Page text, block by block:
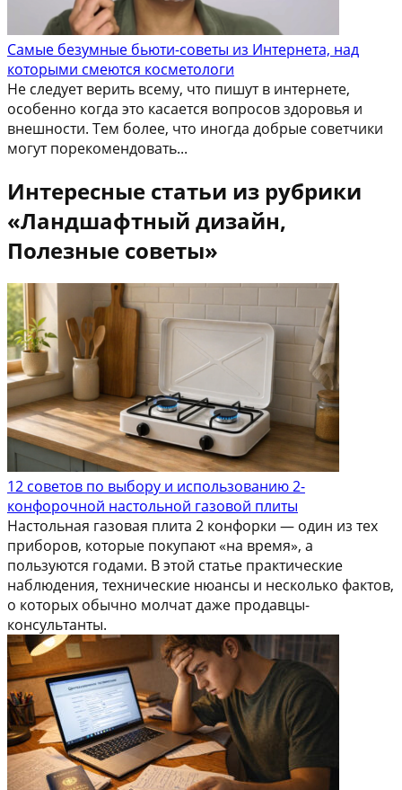
Самые безумные бьюти-советы из Интернета, над
которыми смеются косметологи
Не следует верить всему, что пишут в интернете,
особенно когда это касается вопросов здоровья и
внешности. Тем более, что иногда добрые советчики
могут порекомендовать...
Интересные статьи из рубрики
«Ландшафтный дизайн,
Полезные советы»
12 советов по выбору и использованию 2-
конфорочной настольной газовой плиты
Настольная газовая плита 2 конфорки — один из тех
приборов, которые покупают «на время», а
пользуются годами. В этой статье практические
наблюдения, технические нюансы и несколько фактов,
о которых обычно молчат даже продавцы-
консультанты.